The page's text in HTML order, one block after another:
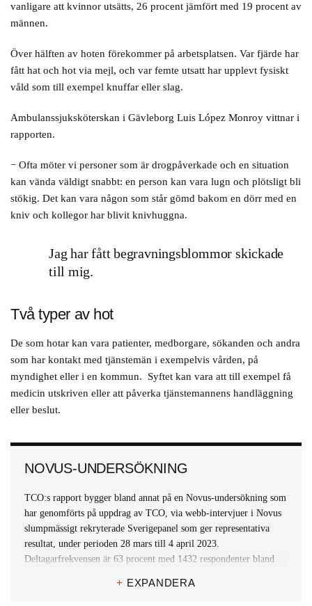
vanligare att kvinnor utsätts, 26 procent jämfört med 19 procent av
männen.
Över hälften av hoten förekommer på arbetsplatsen. Var fjärde har
fått hat och hot via mejl, och var femte utsatt har upplevt fysiskt
våld som till exempel knuffar eller slag.
Ambulanssjuksköterskan i Gävleborg Luis López Monroy vittnar i
rapporten.
− Ofta möter vi personer som är drogpåverkade och en situation
kan vända väldigt snabbt: en person kan vara lugn och plötsligt bli
stökig. Det kan vara någon som står gömd bakom en dörr med en
kniv och kollegor har blivit knivhuggna.
Jag har fått begravningsblommor skickade
till mig.
Två typer av hot
De som hotar kan vara patienter, medborgare, sökanden och andra
som har kontakt med tjänstemän i exempelvis vården, på
myndighet eller i en kommun. Syftet kan vara att till exempel få
medicin utskriven eller att påverka tjänstemannens handläggning
eller beslut.
NOVUS-UNDERSÖKNING
TCO:s rapport bygger bland annat på en Novus-undersökning som
har genomförts på uppdrag av TCO, via webb-intervjuer i Novus
slumpmässigt rekryterade Sverigepanel som ger representativa
resultat, under perioden 28 mars till 4 april 2023.
Deltagarfrekvensen är 63 procent med 1432 respondenter bland
+ EXPANDERA